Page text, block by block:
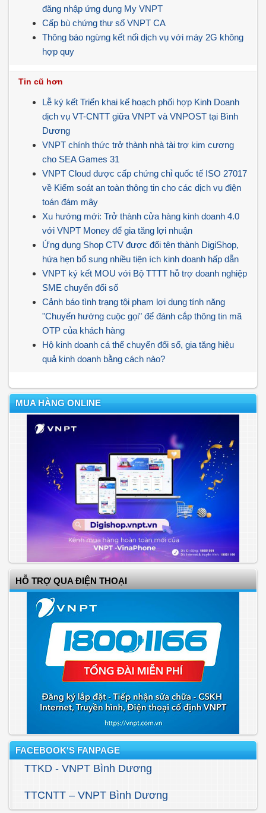
đăng nhập ứng dụng My VNPT
Cấp bù chứng thư số VNPT CA
Thông báo ngừng kết nối dịch vụ với máy 2G không
hợp quy
Tin cũ hơn
Lễ ký kết Triển khai kế hoạch phối hợp Kinh Doanh
dịch vụ VT-CNTT giữa VNPT và VNPOST tại Bình
Dương
VNPT chính thức trở thành nhà tài trợ kim cương
cho SEA Games 31
VNPT Cloud được cấp chứng chỉ quốc tế ISO 27017
về Kiểm soát an toàn thông tin cho các dịch vụ điện
toán đám mây
Xu hướng mới: Trở thành cửa hàng kinh doanh 4.0
với VNPT Money để gia tăng lợi nhuận
Ứng dụng Shop CTV được đổi tên thành DigiShop,
hứa hẹn bổ sung nhiều tiện ích kinh doanh hấp dẫn
VNPT ký kết MOU với Bộ TTTT hỗ trợ doanh nghiệp
SME chuyển đổi số
Cảnh báo tình trạng tội phạm lợi dụng tính năng
"Chuyển hướng cuộc gọi" để đánh cắp thông tin mã
OTP của khách hàng
Hộ kinh doanh cá thể chuyển đổi số, gia tăng hiệu
quả kinh doanh bằng cách nào?
MUA HÀNG ONLINE
HỖ TRỢ QUA ĐIỆN THOẠI
FACEBOOK'S FANPAGE
TTKD - VNPT Bình Dương
TTCNTT – VNPT Bình Dương